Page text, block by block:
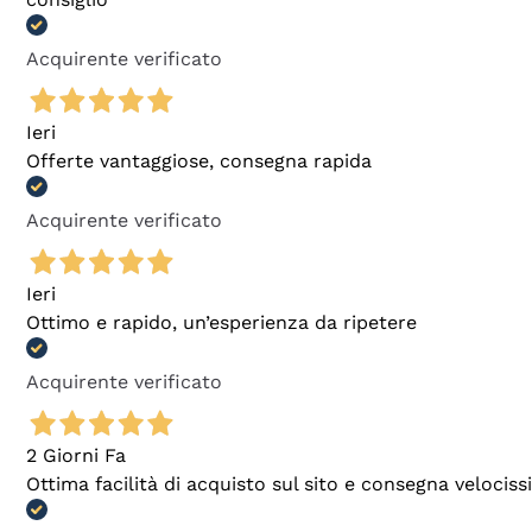
Acquirente verificato
Ieri
Offerte vantaggiose, consegna rapida
Acquirente verificato
Ieri
Ottimo e rapido, un’esperienza da ripetere
Acquirente verificato
2 Giorni Fa
Ottima facilità di acquisto sul sito e consegna